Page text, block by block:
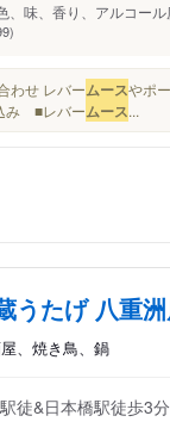
、味、香り、アルコー
わせ レバームースやポ
み ■レバームース...
うたげ 八重
、焼き鳥、鍋
駅徒&日本橋駅徒歩3